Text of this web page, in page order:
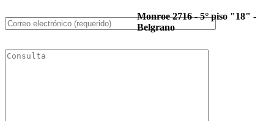
Monroe 2716 - 5° piso "18" -
Belgrano